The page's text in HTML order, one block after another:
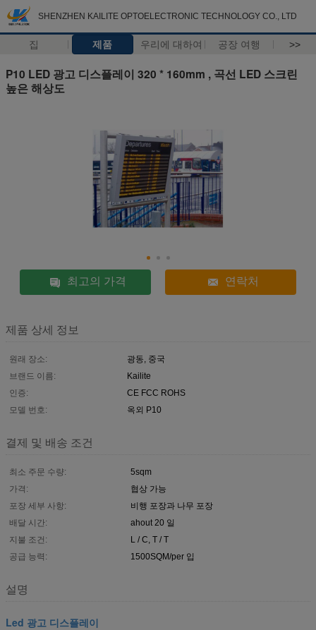
SHENZHEN KAILITE OPTOELECTRONIC TECHNOLOGY CO., LTD
집 제품 우리에 대하여 공장 여행 >>
P10 LED 광고 디스플레이 320 * 160mm , 곡선 LED 스크린
높은 해상도
최고의 가격 연락처
제품 상세 정보
원래 장소:
광동, 중국
브랜드 이름:
Kailite
인증:
CE FCC ROHS
모델 번호:
옥외 P10
결제 및 배송 조건
최소 주문 수량:
5sqm
가격:
협상 가능
포장 세부 사항:
비행 포장과 나무 포장
배달 시간:
ahout 20 일
지불 조건:
L / C, T / T
공급 능력:
1500SQM/per 입
설명
Led 광고 디스플레이